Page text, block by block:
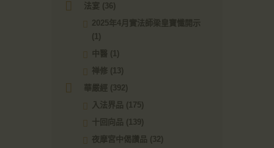
法宴 (36)
2025年4月實法師梁皇寶懺開示
(1)
中醫 (1)
禅修 (13)
華嚴經 (392)
入法界品 (175)
十回向品 (139)
夜摩宮中偈讚品 (32)